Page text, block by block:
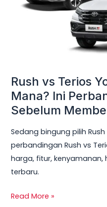
Rush vs Terios
Mana? Ini
Sebelum
Sedang bingung pilih
perbandingan Rush vs
harga, fitur, kenyamanan,
terbaru.
Pilih
Membeli
SUV
Keluarga
Read More »